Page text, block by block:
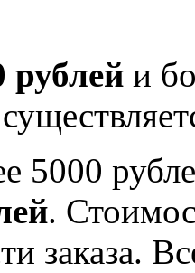
рублей и
5000
.
заказа.